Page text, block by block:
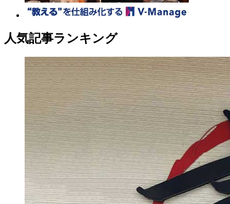
人気記事ランキング